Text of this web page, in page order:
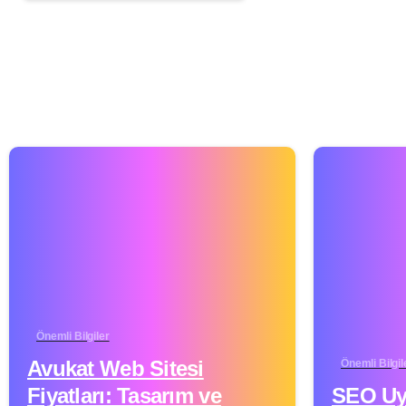
Önemli Bilgiler
Avukat Web Sitesi
Fiyatları: Tasarım ve
Önemli
SEO